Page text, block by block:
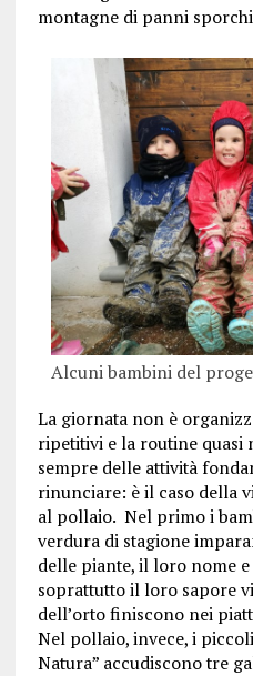
montagne di panni sporchi
Alcuni bambini del
La giornata non è
ripetitivi e la routine quasi
sempre delle attività
rinunciare: è il caso della
al pollaio. Nel primo i
verdura di stagione
delle piante, il loro nome
soprattutto il loro sapore
dell’orto finiscono nei
Nel pollaio, invece, i
Natura” accudiscono tre